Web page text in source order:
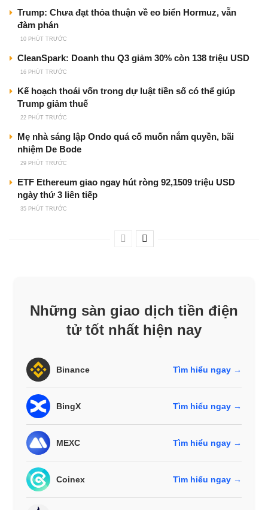
Trump: Chưa đạt thỏa thuận về eo biển Hormuz, vẫn
đàm phán
10 PHÚT TRƯỚC
CleanSpark: Doanh thu Q3 giảm 30% còn 138 triệu USD
16 PHÚT TRƯỚC
Kế hoạch thoái vốn trong dự luật tiền số có thể giúp
Trump giảm thuế
22 PHÚT TRƯỚC
Mẹ nhà sáng lập Ondo quá cố muốn nắm quyền, bãi
nhiệm De Bode
29 PHÚT TRƯỚC
ETF Ethereum giao ngay hút ròng 92,1509 triệu USD
ngày thứ 3 liên tiếp
35 PHÚT TRƯỚC
Những sàn giao dịch tiền điện
tử tốt nhất hiện nay
Binance Tìm hiểu ngay →
BingX Tìm hiểu ngay →
MEXC Tìm hiểu ngay →
Coinex Tìm hiểu ngay →